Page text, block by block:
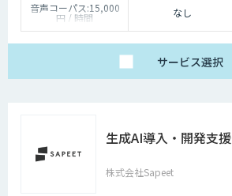
音声コーパス:15,000
円 / 時間
人物写真画像収集:300
なし
サービス選択
生成AI導入・開発支援
株式会社Sapeet